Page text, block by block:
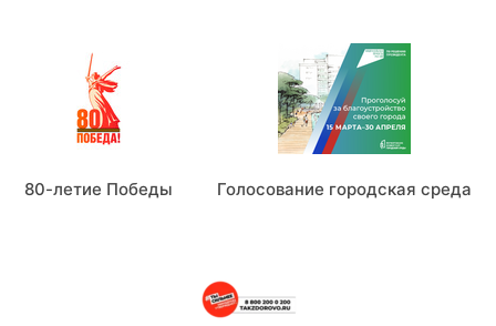
80-летие Победы Голосование городская среда